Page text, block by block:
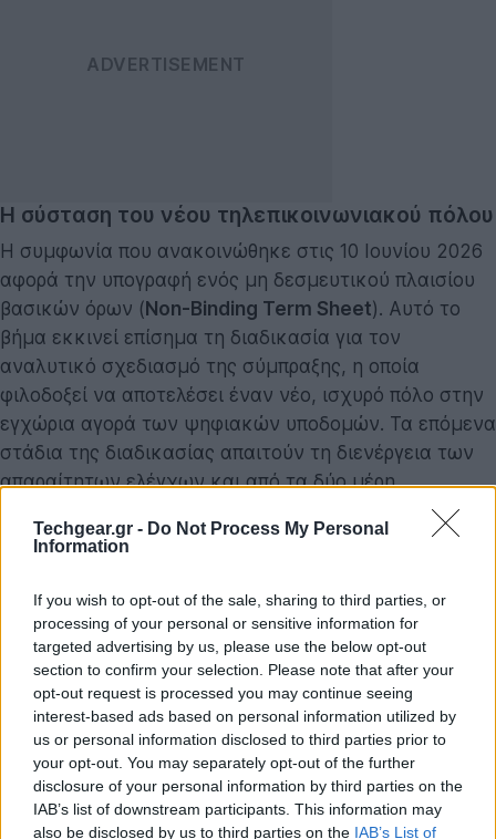
Techgear.gr - Do Not Process My Personal
Information
If you wish to opt-out of the sale, sharing to third parties, or
processing of your personal or sensitive information for
targeted advertising by us, please use the below opt-out
section to confirm your selection. Please note that after your
opt-out request is processed you may continue seeing
interest-based ads based on personal information utilized by
us or personal information disclosed to third parties prior to
your opt-out. You may separately opt-out of the further
disclosure of your personal information by third parties on the
IAB’s list of downstream participants. This information may
also be disclosed by us to third parties on the IAB’s List of
Η σύσταση του νέου τηλεπικοινωνιακού πόλου
Η συμφωνία που ανακοινώθηκε στις 10 Ιουνίου 2026
αφορά την υπογραφή ενός μη δεσμευτικού πλαισίου
βασικών όρων (Non-Binding Term Sheet). Αυτό το
βήμα εκκινεί επίσημα τη διαδικασία για τον
αναλυτικό σχεδιασμό της σύμπραξης, η οποία
φιλοδοξεί να αποτελέσει έναν νέο, ισχυρό πόλο στην
εγχώρια αγορά των ψηφιακών υποδομών. Τα επόμενα
στάδια της διαδικασίας απαιτούν τη διενέργεια των
απαραίτητων ελέγχων και από τα δύο μέρη,
τελικών δεσμευτικών συμφωνιών και η έγκριση από
Η στόχευση της νέας εταιρείας είναι σαφής: η
δημιουργία ενός εκτενούς δικτύου χονδρικής, το
οποίο θα επιταχύνει την υιοθέτηση συνδέσεων
υπερυψηλών ταχυτήτων. Αυτό εκτιμάται ότι θα
συμβάλει άμεσα στον ψηφιακό μετασχηματισμό τόσο
της ελληνικής οικονομίας όσο και της κοινωνίας.
Τα τεχνικά δεδομένα και η κάλυψη του